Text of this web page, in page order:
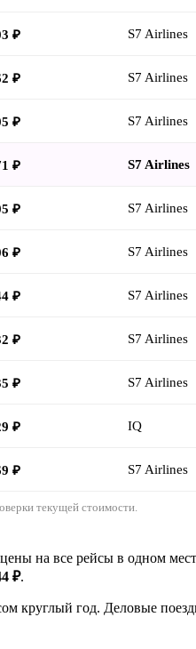
₽ S7 Airlines
₽ S7 Airlines
₽ S7 Airlines
₽ S7 Airlines
₽ S7 Airlines
₽ S7 Airlines
₽ S7 Airlines
₽ S7 Airlines
₽ S7 Airlines
₽ IQ
₽ S7 Airlines
текущей стоимости.
на все рейсы в одном
₽.
круглый год. Деловые